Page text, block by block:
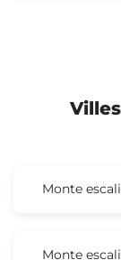
Monte
Monte